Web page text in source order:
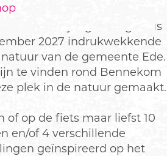
van vrijdag 27 augustus
2027 indrukwekkende
van de gemeente Ede.
te vinden rond Bennekom
plek in de natuur gemaakt.
of op de fiets maar liefst 10
en/of 4 verschillende
geïnspireerd op het